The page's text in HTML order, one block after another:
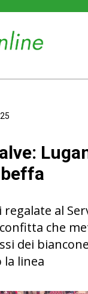
regalate al
che
dei
linea